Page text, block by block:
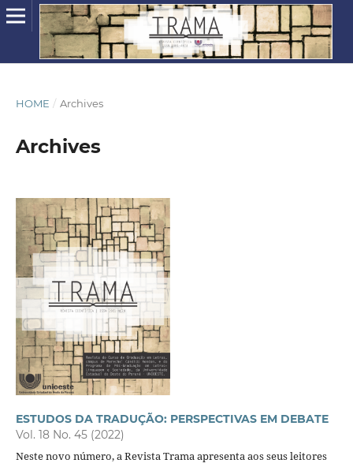
HOME / Archives
Archives
ESTUDOS DA TRADUÇÃO: PERSPECTIVAS EM DEBATE
Vol. 18 No. 45 (2022)
Neste novo número, a Revista Trama apresenta aos seus leitores